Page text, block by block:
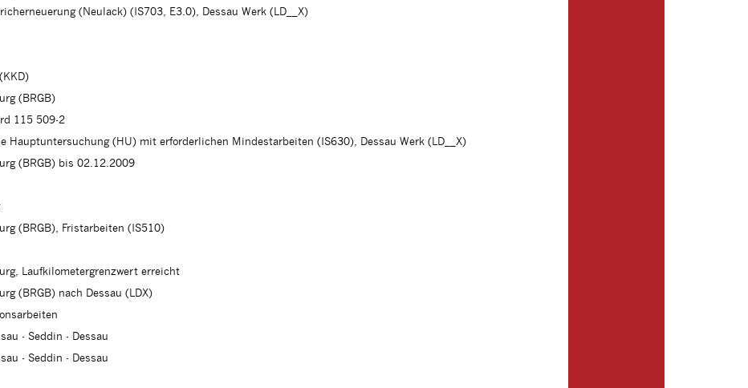
(Neulack) (IS703, E3.0), Dessau Werk (LD__X)
(BRGB)
115 509-2
Hauptuntersuchung (HU) mit erforderlichen Mindestarbeiten (IS630), Dessau Werk (LD__X)
(BRGB) bis 02.12.2009
(BRGB), Fristarbeiten (IS510)
Laufkilometergrenzwert erreicht
(BRGB) nach Dessau (LDX)
- Seddin - Dessau
- Seddin - Dessau